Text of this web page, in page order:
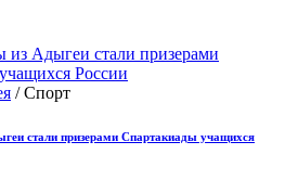
/ Спорт
стали призерами Спартакиады учащихся